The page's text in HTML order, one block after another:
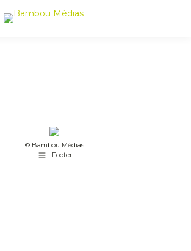
© Bambou Médias
Footer